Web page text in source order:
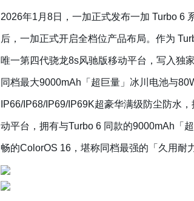
2026年1月8日，一加正式发布一加 Turbo 6
后，一加正式开启全档位产品布局。作为
唯一第四代骁龙8s风驰版移动平台，写入独
同档最大9000mAh「超巨量」冰川电池与
IP66/IP68/IP69/IP69K超豪华满级防尘防水
动平台，拥有与Turbo 6 同款的9000mAh「
畅的ColorOS 16，堪称同档最强的「久用耐